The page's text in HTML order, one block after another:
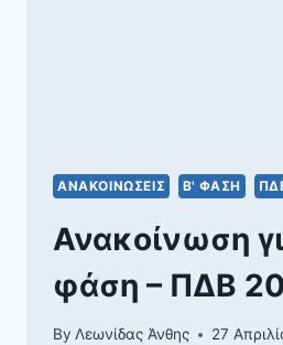
ΑΝΑΚΟΙΝΏΣΕΙΣ Β' ΦΆΣΗ
Ανακοίνωση
φάση – ΠΔΒ
By Λεωνίδας Άνθης 27